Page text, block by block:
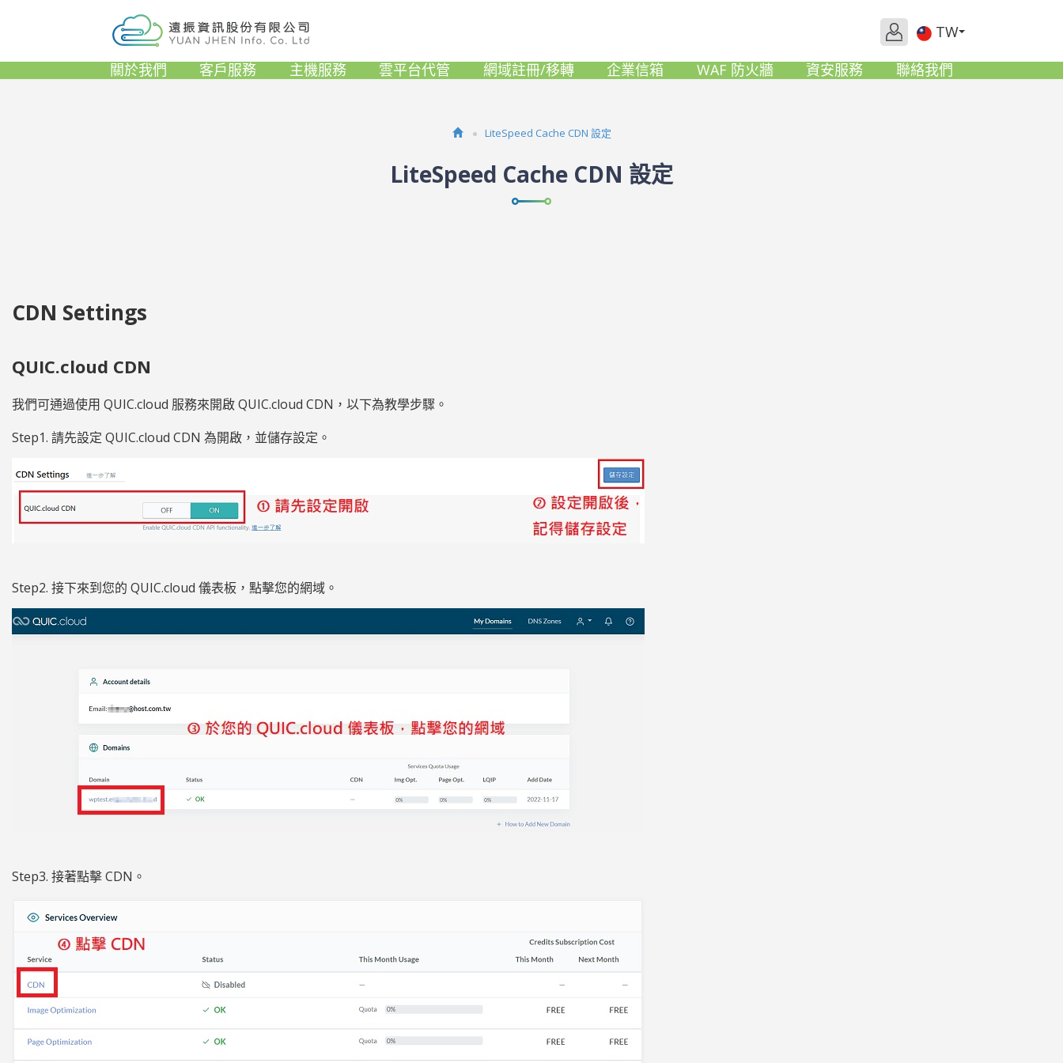
TW
關於我們 客戶服務 主機服務 雲平台代管 網域註冊/移轉 企業信箱 WAF 防火牆 資安服務 聯絡我們
LiteSpeed Cache CDN 設定
LiteSpeed Cache CDN 設定
CDN Settings
QUIC.cloud CDN
我們可通過使用 QUIC.cloud 服務來開啟 QUIC.cloud CDN，以下為教學步驟。
Step1. 請先設定 QUIC.cloud CDN 為開啟，並儲存設定。
Step2. 接下來到您的 QUIC.cloud 儀表板，點擊您的網域。
Step3. 接著點擊 CDN。